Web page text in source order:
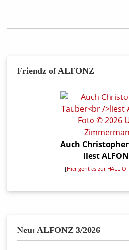
Friendz of ALFONZ
Auch
liest
[Hier geht es zur HALL OF
Neu: ALFONZ 3/2026